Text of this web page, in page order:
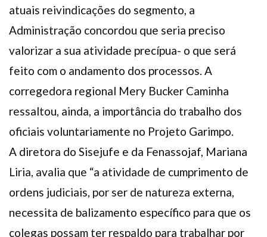
atuais reivindicações do segmento, a
Administração concordou que seria preciso
valorizar a sua atividade precípua- o que será
feito com o andamento dos processos. A
corregedora regional Mery Bucker Caminha
ressaltou, ainda, a importância do trabalho dos
oficiais voluntariamente no Projeto Garimpo.
A diretora do Sisejufe e da Fenassojaf, Mariana
Liria, avalia que “a atividade de cumprimento de
ordens judiciais, por ser de natureza externa,
necessita de balizamento específico para que os
colegas possam ter respaldo para trabalhar por